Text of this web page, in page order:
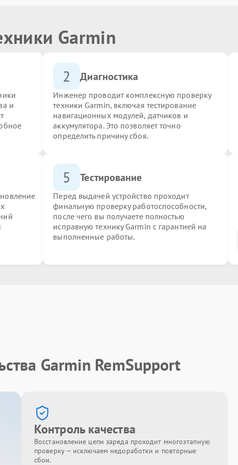
Garmin
и
2 Диагностика
Инженер проводит комплексную проверку
техники Garmin, включая тестирование
навигационных модулей, датчиков и
аккумулятора. Это позволяет точно
определить причину сбоя.
5 Тестирование
Перед выдачей устройство проходит
финальную проверку работоспособности,
после чего вы получаете полностью
исправную технику Garmin с гарантией на
выполненные работы.
Garmin RemSupport
Контроль качества
Восстановление цепи заряда проходит многоэтапную
проверку — исключаем недоработки и повторные
сбои.